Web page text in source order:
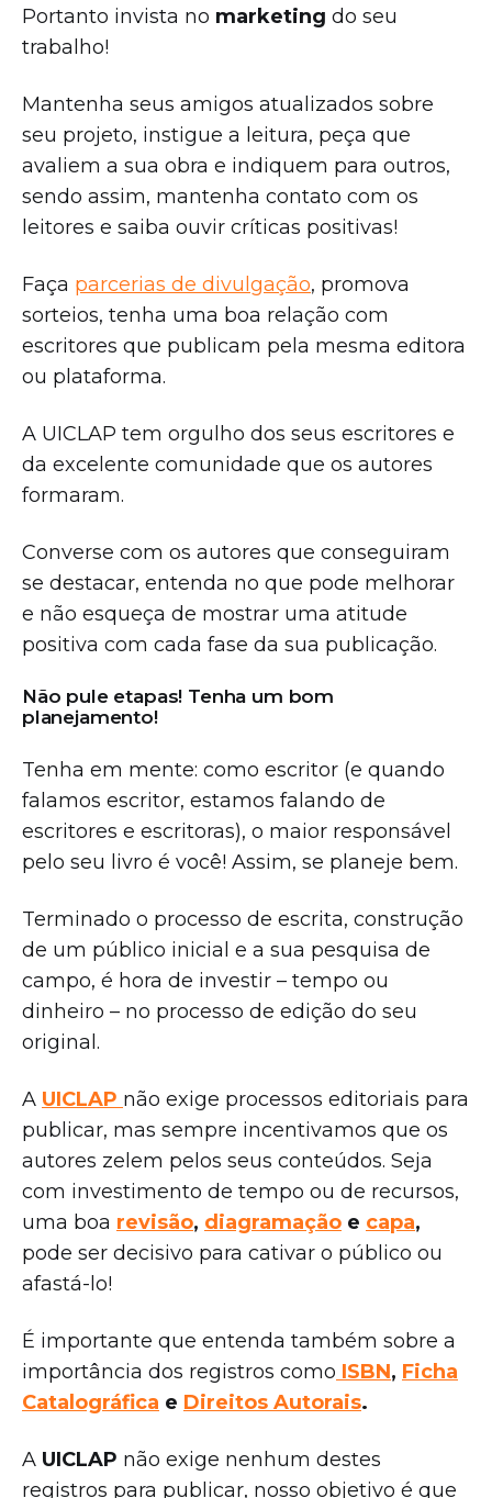
Portanto invista no marketing do seu
trabalho!
Mantenha seus amigos atualizados sobre
seu projeto, instigue a leitura, peça que
avaliem a sua obra e indiquem para outros,
sendo assim, mantenha contato com os
leitores e saiba ouvir críticas positivas!
Faça parcerias de divulgação, promova
sorteios, tenha uma boa relação com
escritores que publicam pela mesma editora
ou plataforma.
A UICLAP tem orgulho dos seus escritores e
da excelente comunidade que os autores
formaram.
Converse com os autores que conseguiram
se destacar, entenda no que pode melhorar
e não esqueça de mostrar uma atitude
positiva com cada fase da sua publicação.
Não pule etapas! Tenha um bom
planejamento!
Tenha em mente: como escritor (e quando
falamos escritor, estamos falando de
escritores e escritoras), o maior responsável
pelo seu livro é você! Assim, se planeje bem.
Terminado o processo de escrita, construção
de um público inicial e a sua pesquisa de
campo, é hora de investir – tempo ou
dinheiro – no processo de edição do seu
original.
A UICLAP não exige processos editoriais para
publicar, mas sempre incentivamos que os
autores zelem pelos seus conteúdos. Seja
com investimento de tempo ou de recursos,
uma boa revisão, diagramação e capa,
pode ser decisivo para cativar o público ou
afastá-lo!
É importante que entenda também sobre a
importância dos registros como ISBN, Ficha
Catalográfica e Direitos Autorais.
A UICLAP não exige nenhum destes
registros para publicar, nosso objetivo é que